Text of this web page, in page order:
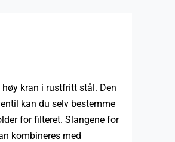
kran i rustfritt stål. Den
kan du selv bestemme
for filteret. Slangene for
kombineres med